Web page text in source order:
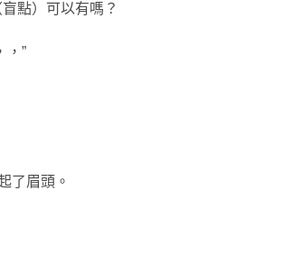
點）可以有嗎？
，”
了眉頭。